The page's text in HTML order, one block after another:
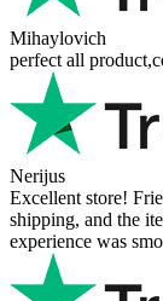
Mihaylovich
perfect all
Nerijus
Excellent store!
shipping, and the
experience was